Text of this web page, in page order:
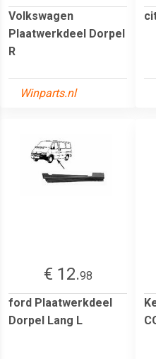
Volkswagen
Plaatwerkdeel Dorpel
R
Winparts.nl
€ 12.98
ford Plaatwerkdeel
Dorpel Lang L